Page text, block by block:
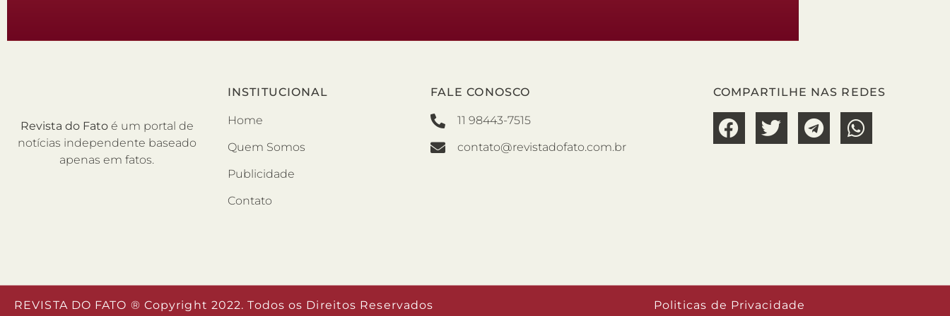
Revista do Fato é um portal de
notícias independente baseado
apenas em fatos.
INSTITUCIONAL
Home
Quem Somos
Publicidade
Contato
FALE CONOSCO
11 98443-7515
contato@revistadofato.com.br
COMPARTILHE NAS REDES
REVISTA DO FATO ® Copyright 2022. Todos os Direitos Reservados Politicas de Privacidade